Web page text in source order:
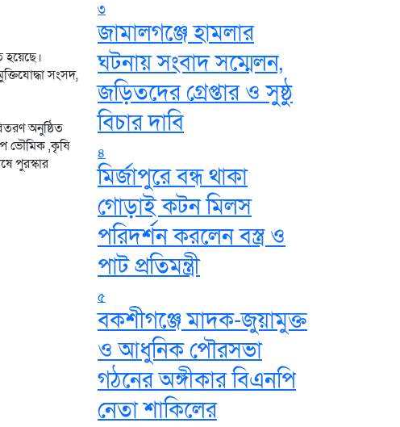
হয়েছে।
সংসদ,
অনুষ্ঠিত
ভৌমিক ,কৃষি
পুরস্কার
৩
জামালগঞ্জে হামলার
ঘটনায় সংবাদ সম্মেলন,
জড়িতদের গ্রেপ্তার ও সুষ্ঠু
বিচার দাবি
৪
মির্জাপুরে বন্ধ থাকা
গোড়াই কটন মিলস
পরিদর্শন করলেন বস্ত্র ও
পাট প্রতিমন্ত্রী
৫
বকশীগঞ্জে মাদক-জুয়ামুক্ত
ও আধুনিক পৌরসভা
গঠনের অঙ্গীকার বিএনপি
নেতা শাকিলের